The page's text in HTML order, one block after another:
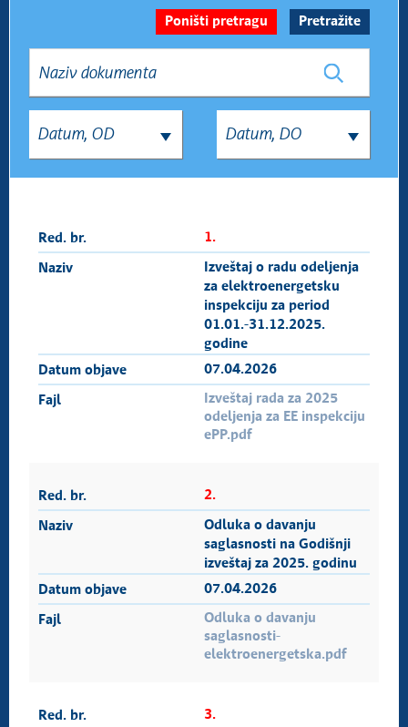
Prava i obaveze privrednih subjekata u
redovnom inspekcijskom nadzoru
Kodeks ponašanja i etike inspektora
1.
Izveštaj o radu odeljenja
za elektroenergetsku
inspekciju za period
01.01.-31.12.2025.
godine
07.04.2026
Izveštaj rada za 2025
odeljenja za EE inspekciju
ePP.pdf
2.
Odluka o davanju
saglasnosti na Godišnji
izveštaj za 2025. godinu
07.04.2026
Odluka o davanju
saglasnosti-
elektroenergetska.pdf
3.